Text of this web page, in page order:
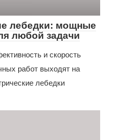
лебедки: мощные
любой задачи
и скорость
работ выходят на
лебедки